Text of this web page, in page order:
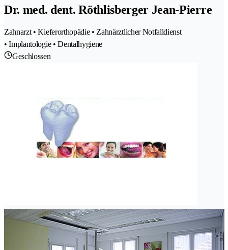
Dr. med. dent. Röthlisberger Jean-Pierre
Zahnarzt • Kieferorthopädie • Zahnärztlicher Notfalldienst
• Implantologie • Dentalhygiene
Geschlossen